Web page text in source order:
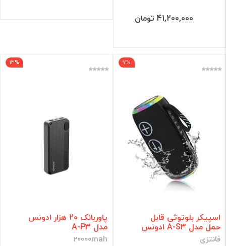
41,200,000 تومان
7%
اسپیکر بلوتوثی قابل
حمل مدل A-S3 ادونس
فانتزی
14%
پاوربانک 20 هزار ادونس
مدل A-P3
20000mah